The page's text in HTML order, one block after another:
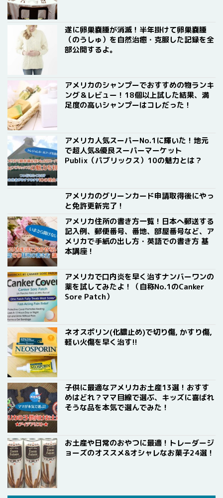
遂に卵巣嚢腫が消滅！半年掛けて卵巣嚢腫
（のうしゅ）を自然治癒・克服した記録を全
部公開するよ。
アメリカのシャンプーでおすすめの物ランキ
ング＆レビュー！18個以上試した結果、満
足度の高いシャンプーはコレだった！
アメリカ人気スーパーNo.1に輝いた！地元
で超人気&優良スーパーマーケット
Publix（パブリックス）10の魅力とは？
アメリカのグリーンカード申請取得後にやっ
と免許更新完了！
アメリカ住所の書き方一覧！日本へ郵送する
記入例、郵便番号、番地、部屋番号など、ア
メリカで手紙の出し方・英語での書き方 基
本講座！
アメリカで口内炎を早く治すナンバーワンの
薬を試してみたよ！（自称No.1のCanker
Sore Patch）
ネオスポリン(化膿止め)で切り傷, かすり傷,
軽い火傷を早く治す!!
子供に最適なアメリカお土産13選！おすす
めはどれ？ママ目線で選ぶ、キッズに喜ばれ
そうな品を本気で選んでみた！
お土産や日常のおやつに最適！トレーダージ
ョーズのオススメ&オシャレなお菓子24選！